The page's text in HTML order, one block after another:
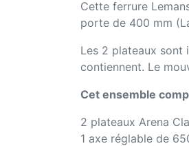
Cette ferrure
porte de 400 mm
Les 2 plateaux
contiennent. Le
Cet ensemble
2 plateaux Arena
1 axe réglable de